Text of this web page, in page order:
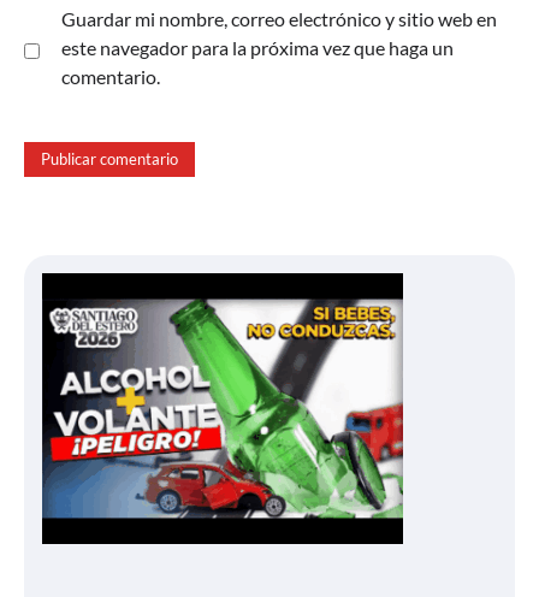
Guardar mi nombre, correo electrónico y sitio web en
este navegador para la próxima vez que haga un
comentario.